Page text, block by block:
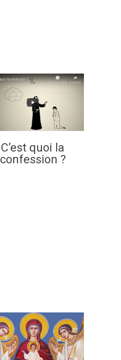
C’est quoi la
confession ?